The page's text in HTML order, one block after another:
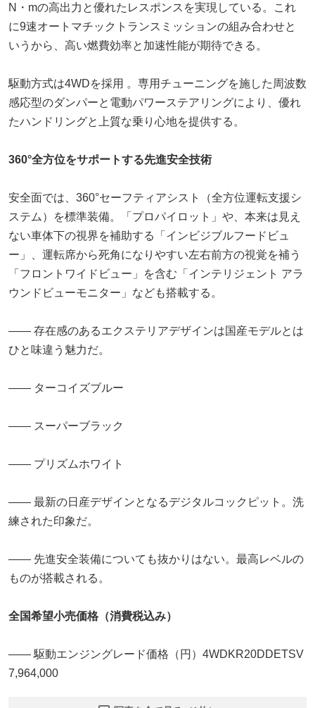
N・mの高出力と優れたレスポンスを実現している。これ
に9速オートマチックトランスミッションの組み合わせと
いうから、高い燃費効率と加速性能が期待できる。
駆動方式は4WDを採用 。専用チューニングを施した周波数
感応型のダンパーと電動パワーステアリングにより、優れ
たハンドリングと上質な乗り心地を提供する。
360°全方位をサポートする先進安全技術
安全面では、360°セーフティアシスト（全方位運転支援シ
ステム）を標準装備。「プロパイロット」や、本来は見え
ない車体下の視界を補助する「インビジブルフードビュ
ー」、運転席から死角になりやすい左右前方の視覚を補う
「フロントワイドビュー」を含む「インテリジェント アラ
ウンドビューモニター」なども搭載する。
―― 存在感のあるエクステリアデザインは国産モデルとは
ひと味違う魅力だ。
―― ターコイズブルー
―― スーパーブラック
―― プリズムホワイト
―― 最新の日産デザインとなるデジタルコックピット。洗
練された印象だ。
―― 先進安全装備についても抜かりはない。最高レベルの
ものが搭載される。
全国希望小売価格（消費税込み）
―― 駆動エンジングレード価格（円）4WDKR20DDETSV
7,964,000